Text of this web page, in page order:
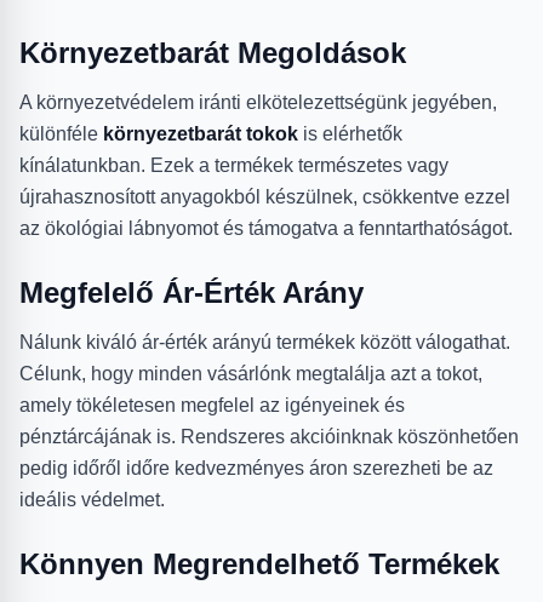
Környezetbarát Megoldások
A környezetvédelem iránti elkötelezettségünk jegyében,
különféle környezetbarát tokok is elérhetők
kínálatunkban. Ezek a termékek természetes vagy
újrahasznosított anyagokból készülnek, csökkentve ezzel
az ökológiai lábnyomot és támogatva a fenntarthatóságot.
Megfelelő Ár-Érték Arány
Nálunk kiváló ár-érték arányú termékek között válogathat.
Célunk, hogy minden vásárlónk megtalálja azt a tokot,
amely tökéletesen megfelel az igényeinek és
pénztárcájának is. Rendszeres akcióinknak köszönhetően
pedig időről időre kedvezményes áron szerezheti be az
ideális védelmet.
Könnyen Megrendelhető Termékek